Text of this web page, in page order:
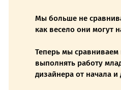
Мы больше не
как весело они могут
Теперь мы сравниваем
выполнять работу
дизайнера от начала и